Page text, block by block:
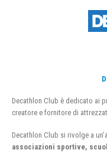
Decathlon Club è dedicato ai
creatore e fornitore di
Decathlon Club si rivolge a
associazioni sportive,